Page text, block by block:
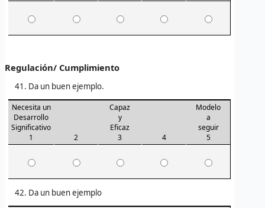
Regulación/ Cumplimiento
Da un buen ejemplo.
Necesita un
Desarrollo
Significativo
1
2
Capaz
y
Eficaz
3
4
Modelo
a
seguir
5
Da un buen ejemplo